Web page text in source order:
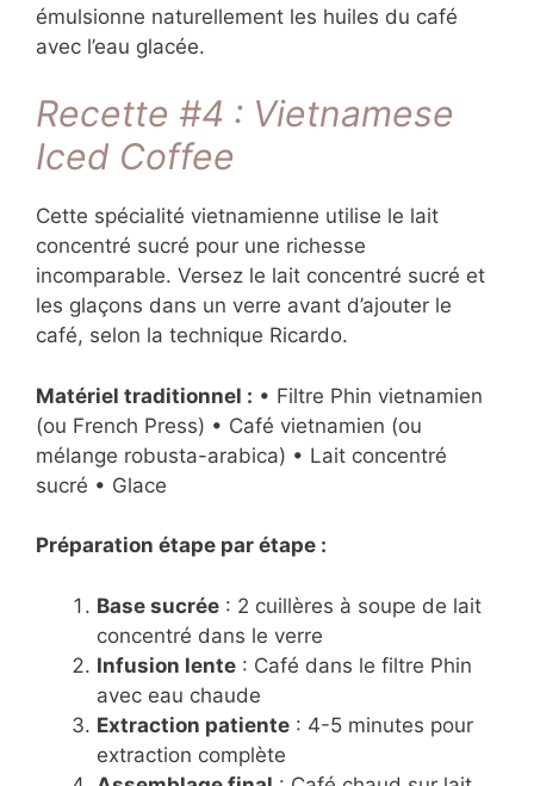
émulsionne naturellement les huiles du café
avec l’eau glacée.
Recette #4 : Vietnamese
Iced Coffee
Cette spécialité vietnamienne utilise le lait
concentré sucré pour une richesse
incomparable. Versez le lait concentré sucré et
les glaçons dans un verre avant d’ajouter le
café, selon la technique Ricardo.
Matériel traditionnel : • Filtre Phin vietnamien
(ou French Press) • Café vietnamien (ou
mélange robusta-arabica) • Lait concentré
sucré • Glace
Préparation étape par étape :
Base sucrée : 2 cuillères à soupe de lait
concentré dans le verre
Infusion lente : Café dans le filtre Phin
avec eau chaude
Extraction patiente : 4-5 minutes pour
extraction complète